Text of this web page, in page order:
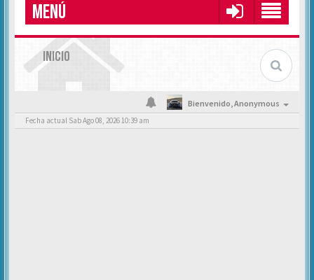
MENÚ
INICIO
Bienvenido,Anonymous
Fecha actual Sab Ago 08, 2026 10:39 am